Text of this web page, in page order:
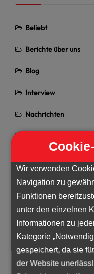
Wir verwenden
Navigation zu
Funktionen
unter den einzelnen
Informationen zu
Kategorie
gespeichert, da sie
der Website
Beliebt
Berichte über uns
Blog
Interview
Nachrichten